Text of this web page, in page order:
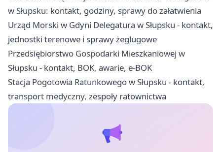
w Słupsku: kontakt, godziny, sprawy do załatwienia
Urząd Morski w Gdyni Delegatura w Słupsku - kontakt,
jednostki terenowe i sprawy żeglugowe
Przedsiębiorstwo Gospodarki Mieszkaniowej w
Słupsku - kontakt, BOK, awarie, e-BOK
Stacja Pogotowia Ratunkowego w Słupsku - kontakt,
transport medyczny, zespoły ratownictwa